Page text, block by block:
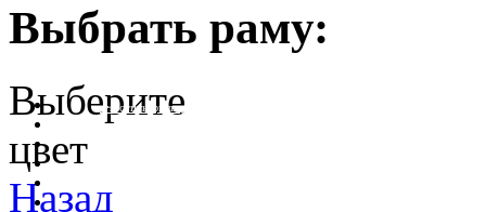
Выбрать раму:
очистить фильтр цвета
Выберите
цвет
Назад